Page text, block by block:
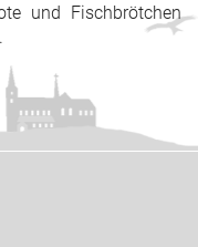
und Fischbrötchen